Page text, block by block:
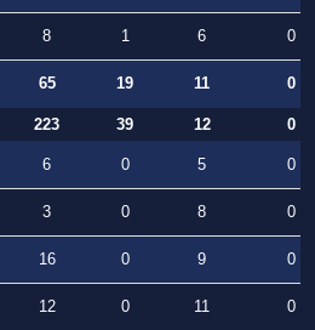
8 1 6
0
65 19 11 0
223 39 12
0
6 0 5
0
3 0 8
0
16 0 9
0
12 0 11
0